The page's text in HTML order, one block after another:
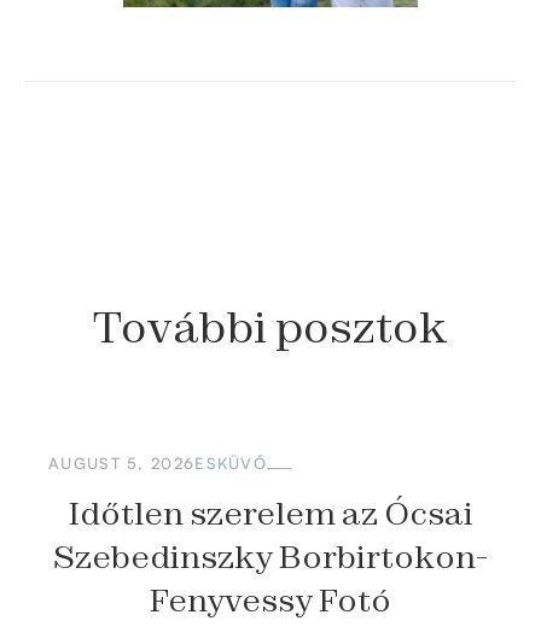
További posztok
AUGUST 5, 2026ESKÜVŐ
Időtlen szerelem az Ócsai
Szebedinszky Borbirtokon-
Fenyvessy Fotó